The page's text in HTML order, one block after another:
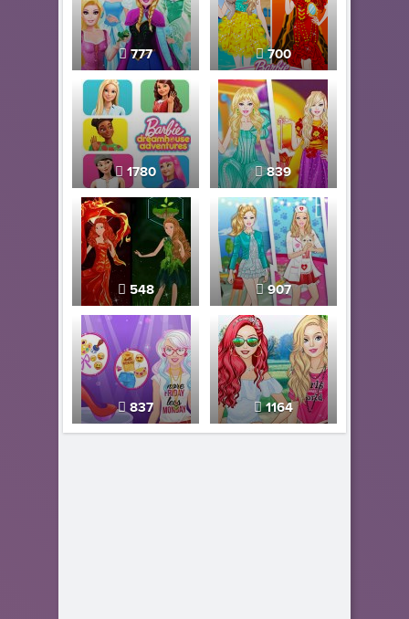
777 700
1780 839
548 907
837 1164